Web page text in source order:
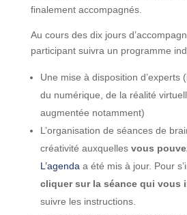
finalement accompagnés.
Au cours des dix jours
participant suivra un programme
Une mise à disposition d’experts
du numérique, de la réalité
augmentée notamment)
L’organisation de séances de
créativité auxquelles vous
L’agenda a été mis à jour. Pour
cliquer sur la séance qui vous
suivre les instructions.